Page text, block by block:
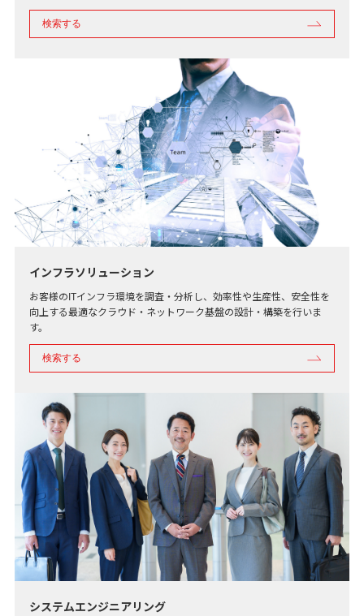
検索する
インフラソリューション
お客様のITインフラ環境を調査・分析し、効率性や生産性、安全性を
向上する最適なクラウド・ネットワーク基盤の設計・構築を行いま
す。
検索する
システムエンジニアリング